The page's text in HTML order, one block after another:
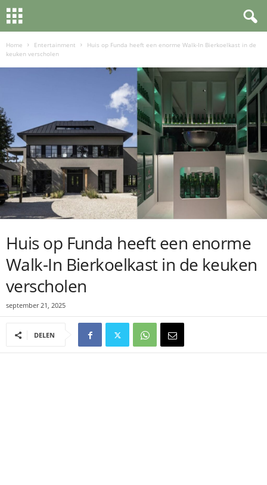
Home Entertainment
Huis op Funda heeft een enorme Walk-In Bierkoelkast in de
keuken verscholen
Huis op Funda heeft een enorme
Walk-In Bierkoelkast in de keuken
verscholen
september 21, 2025
DELEN